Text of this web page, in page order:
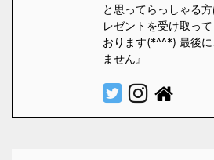
と思ってらっしゃる
レゼントを受け取っ
おります(*^^*) 最後
ません』